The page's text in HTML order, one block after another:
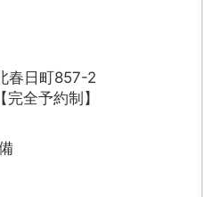
春日町857-2
全予約制】